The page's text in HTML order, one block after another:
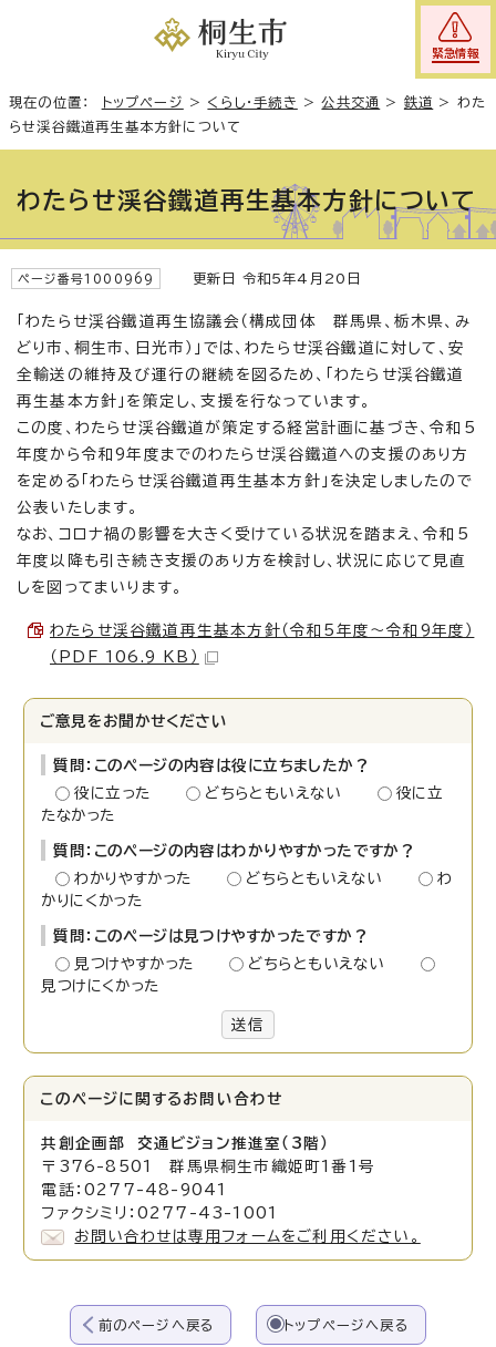
緊急情報
現在の位置： トップページ > くらし・手続き >公共交通 > 鉄道 > わた
らせ渓谷鐵道再生基本方針について
わたらせ渓谷鐵道再生基本方針について
ページ番号1000969 更新日 令和5年4月20日
「わたらせ渓谷鐵道再生協議会（構成団体 群馬県、栃木県、み
どり市、桐生市、日光市）」では、わたらせ渓谷鐵道に対して、安
全輸送の維持及び運行の継続を図るため、「わたらせ渓谷鐵道
再生基本方針」を策定し、支援を行なっています。
この度、わたらせ渓谷鐵道が策定する経営計画に基づき、令和5
年度から令和9年度までのわたらせ渓谷鐵道への支援のあり方
を定める「わたらせ渓谷鐵道再生基本方針」を決定しましたので
公表いたします。
なお、コロナ禍の影響を大きく受けている状況を踏まえ、令和5
年度以降も引き続き支援のあり方を検討し、状況に応じて見直
しを図ってまいります。
わたらせ渓谷鐵道再生基本方針（令和5年度〜令和9年度）
（PDF 106.9 KB）
ご意見をお聞かせください
質問：このページの内容は役に立ちましたか？
役に立った
どちらともいえない
役に立
たなかった
質問：このページの内容はわかりやすかったですか？
わかりやすかった
どちらともいえない
わ
かりにくかった
質問：このページは見つけやすかったですか？
見つけやすかった
どちらともいえない
見つけにくかった
送信
このページに関する お問い合わせ
共創企画部 交通ビジョン推進室（3階）
〒376-8501 群馬県桐生市織姫町1番1号
電話：0277-48-9041
ファクシミリ：0277-43-1001
お問い合わせは専用フォームをご利用ください。
前のページへ戻る トップページへ戻る